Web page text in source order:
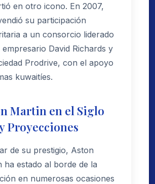
en otro icono. En 2007,
su participación
a un consorcio liderado
David Richards y
Prodrive, con el apoyo
kuwaitíes.
Martin en el Siglo
Proyecciones
de su prestigio, Aston
ha estado al borde de la
en numerosas ocasiones